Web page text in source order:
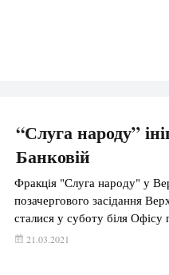
“Слуга народу”
Банковій
Фракція "Слуга народу" у
позачергового засідання
сталися у суботу біля Офісу
21.03.2021